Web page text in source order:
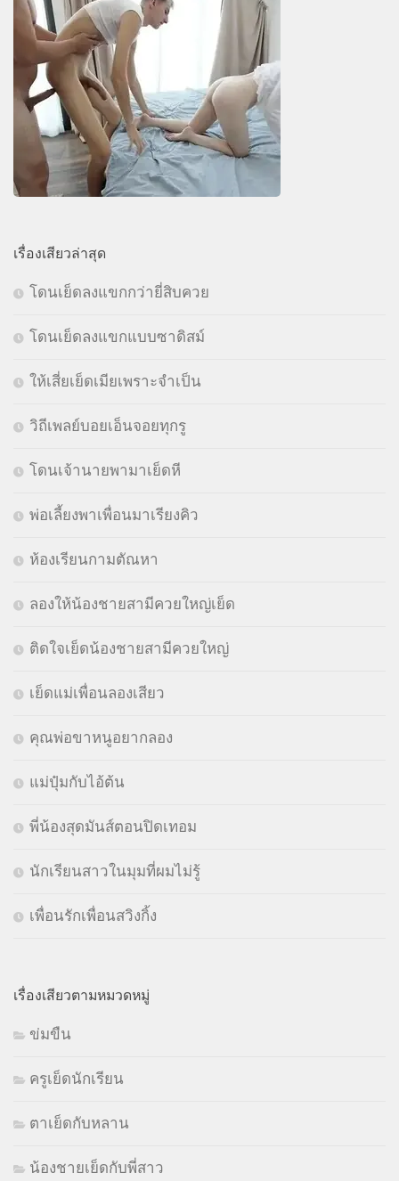
เรื่องเสียวล่าสุด
โดนเย็ดลงแขกกว่ายี่สิบควย
โดนเย็ดลงแขกแบบซาดิสม์
ให้เสี่ยเย็ดเมียเพราะจำเป็น
วิถีเพลย์บอยเอ็นจอยทุกรู
โดนเจ้านายพามาเย็ดหี
พ่อเลี้ยงพาเพื่อนมาเรียงคิว
ห้องเรียนกามตัณหา
ลองให้น้องชายสามีควยใหญ่เย็ด
ติดใจเย็ดน้องชายสามีควยใหญ่
เย็ดแม่เพื่อนลองเสียว
คุณพ่อขาหนูอยากลอง
แม่ปุ๋มกับไอ้ต้น
พี่น้องสุดมันส์ตอนปิดเทอม
นักเรียนสาวในมุมที่ผมไม่รู้
เพื่อนรักเพื่อนสวิงกิ้ง
เรื่องเสียวตามหมวดหมู่
ข่มขืน
ครูเย็ดนักเรียน
ตาเย็ดกับหลาน
น้องชายเย็ดกับพี่สาว